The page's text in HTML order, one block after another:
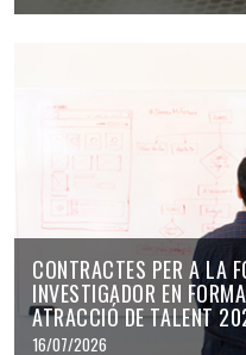
CONTRACTES PER A LA
INVESTIGADOR EN
ATRACCIÓ DE TALENT
16/07/2026